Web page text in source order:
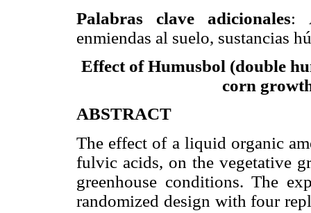
Palabras clave adicionales:
enmiendas al suelo, sustancias
Effect of Humusbol (double
corn
ABSTRACT
The effect of a liquid organic
fulvic acids, on the vegetative
greenhouse conditions. The
randomized design with four